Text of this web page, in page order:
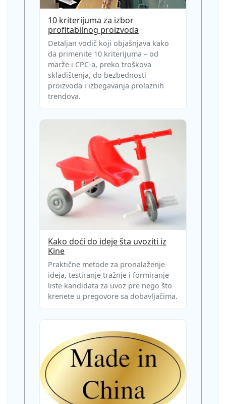
10 kriterijuma za izbor
profitabilnog proizvoda
Detaljan vodič koji objašnjava kako
da primenite 10 kriterijuma – od
marže i CPC-a, preko troškova
skladištenja, do bezbednosti
proizvoda i izbegavanja prolaznih
trendova.
Kako doći do ideje šta uvoziti iz
Kine
Praktične metode za pronalaženje
ideja, testiranje tražnje i formiranje
liste kandidata za uvoz pre nego što
krenete u pregovore sa dobavljačima.